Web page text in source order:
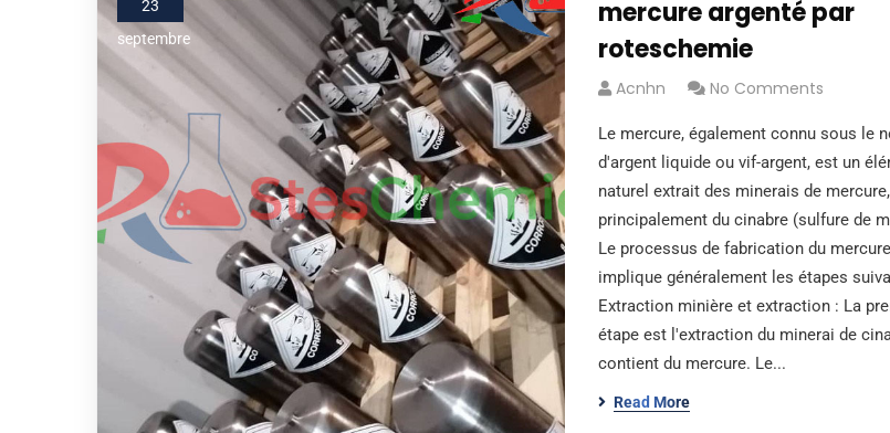
23
septembre
mercure argenté par
roteschemie
Acnhn No Comments
Le mercure, également connu sous le
d'argent liquide ou vif-argent, est un
naturel extrait des minerais de mercure,
principalement du cinabre (sulfure de
Le processus de fabrication du
implique généralement les étapes
Extraction minière et extraction : La
étape est l'extraction du minerai de
contient du mercure. Le...
Read More